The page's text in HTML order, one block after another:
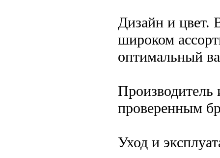
Дизайн и цвет.
широком
оптимальный
Производитель
проверенным
Уход и